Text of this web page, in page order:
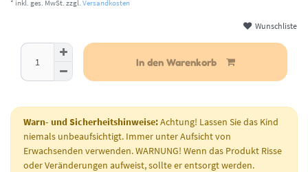
* inkl. ges. MwSt. zzgl. Versandkosten
Wunschliste
In den Warenkorb
Warn- und Sicherheitshinweise:Achtung! Lassen Sie das Kind
niemals unbeaufsichtigt. Immer unter Aufsicht von
Erwachsenden verwenden. WARNUNG! Wenn das Produkt Risse
oder Veränderungen aufweist, sollte er entsorgt werden.